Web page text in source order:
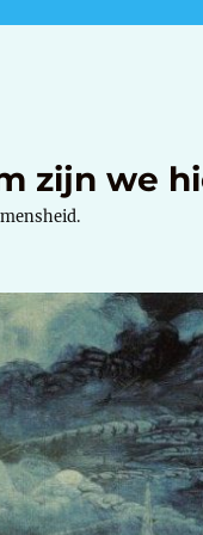
zijn we